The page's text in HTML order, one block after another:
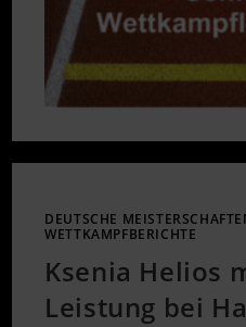
DEUTSCHE
WETTKAMPFBERICHTE
Ksenia Helios
Leistung bei